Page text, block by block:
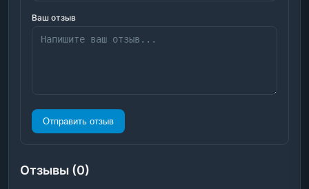
Ваш отзыв
Отправить отзыв
Отзывы (0)